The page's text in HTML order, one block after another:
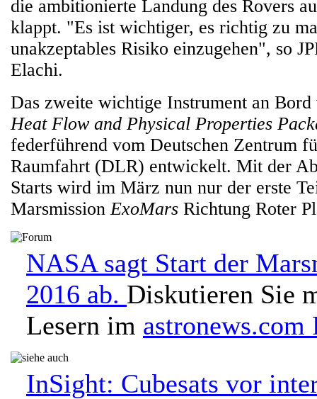
die ambitionierte Landung des Rovers
klappt. "Es ist wichtiger, es richtig zu
unakzeptables Risiko einzugehen", so
Elachi.
Das zweite wichtige Instrument an
Heat Flow and Physical Properties
federführend vom Deutschen Zentrum
Raumfahrt (DLR) entwickelt. Mit der
Starts wird im März nun nur der erste
MarsmissionExoMars Richtung Roter
NASA sagt Start der
2016 ab. Diskutieren Sie
Lesern im astronews.com
InSight: Cubesats vor